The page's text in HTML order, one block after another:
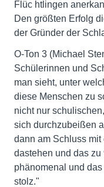
Flüc htlingen
Den größten Erfolg
der Gründer der
O-Ton 3 (Michael
Schülerinnen und
man sieht, unter
diese Menschen zu
nicht nur
sich durchzubeißen
dann am Schluss
dastehen und das zu
phänomenal und
stolz."